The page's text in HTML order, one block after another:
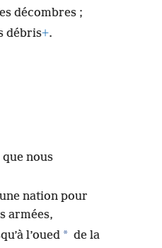
décombres ;
débris+.
que nous
nation pour
armées,
l’oued * de la